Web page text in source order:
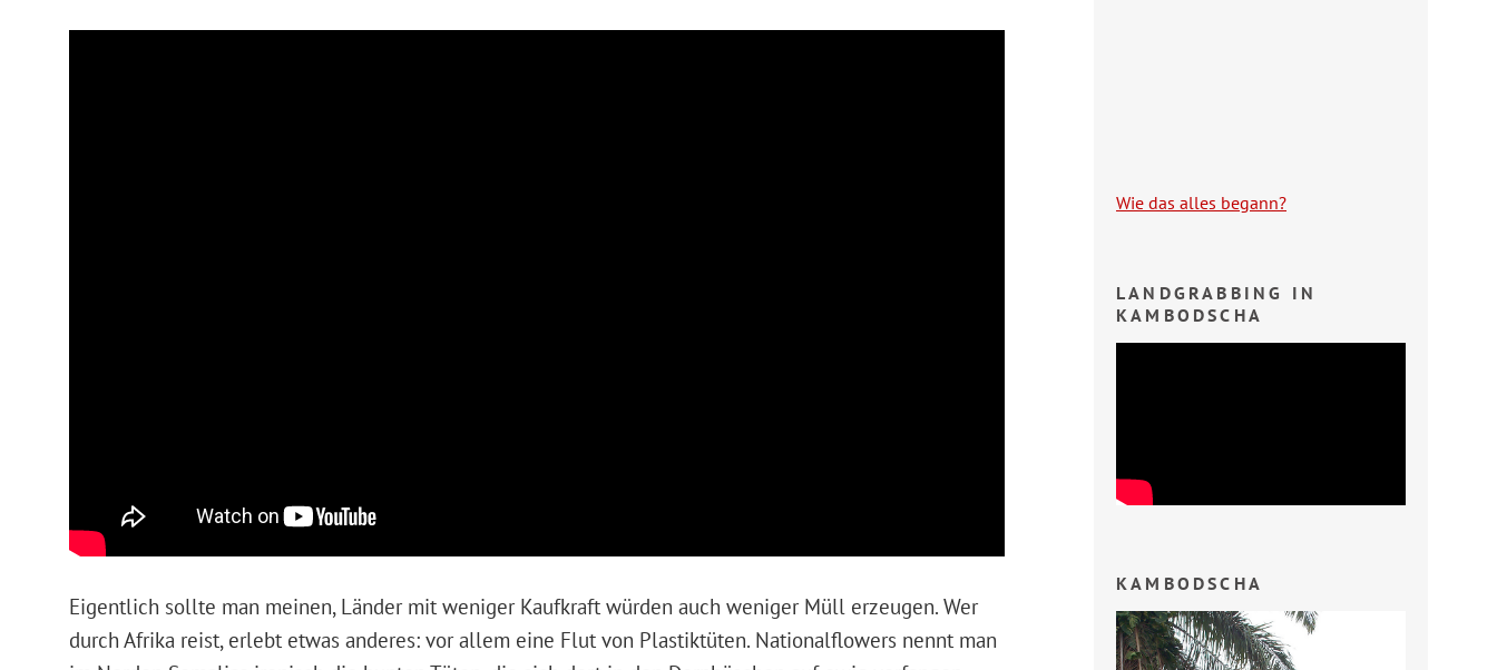
Eigentlich sollte man meinen, Länder mit weniger Kaufkraft würden auch weniger Müll erzeugen. Wer
durch Afrika reist, erlebt etwas anderes: vor allem eine Flut von Plastiktüten. Nationalflowers nennt man
Wie das alles begann?
LANDGRABBING IN
KAMBODSCHA
KAMBODSCHA